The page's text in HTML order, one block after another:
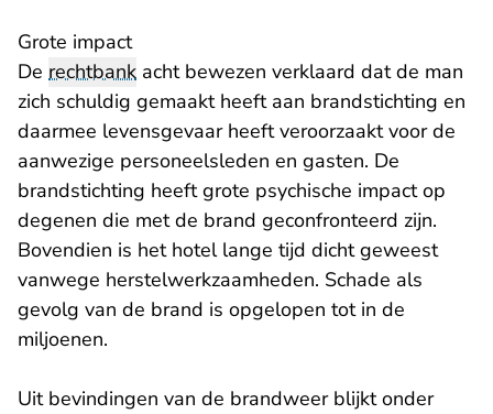
Grote impact
De rechtbank acht bewezen verklaard dat de man
zich schuldig gemaakt heeft aan brandstichting en
daarmee levensgevaar heeft veroorzaakt voor de
aanwezige personeelsleden en gasten. De
brandstichting heeft grote psychische impact op
degenen die met de brand geconfronteerd zijn.
Bovendien is het hotel lange tijd dicht geweest
vanwege herstelwerkzaamheden. Schade als
gevolg van de brand is opgelopen tot in de
miljoenen.
Uit bevindingen van de brandweer blijkt onder